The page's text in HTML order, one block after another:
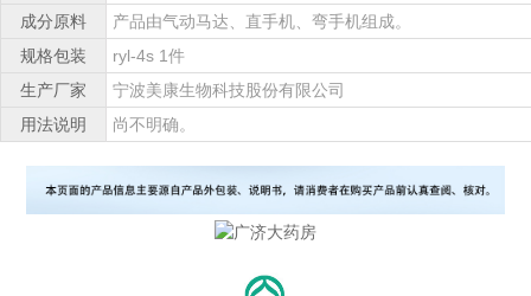
成分原料
产品由气动马达、直手机、弯手机组成。
规格包装
ryl-4s 1件
生产厂家
宁波美康生物科技股份有限公司
用法说明
尚不明确。